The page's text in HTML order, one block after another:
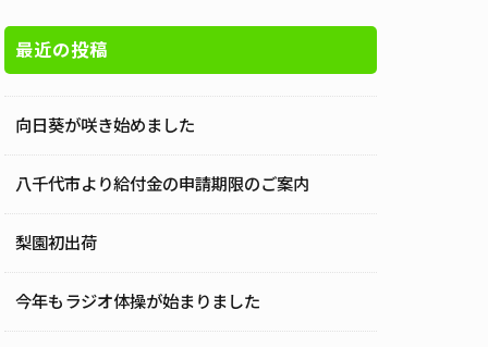
最近の投稿
向日葵が咲き始めました
八千代市より給付金の申請期限のご案内
梨園初出荷
今年もラジオ体操が始まりました